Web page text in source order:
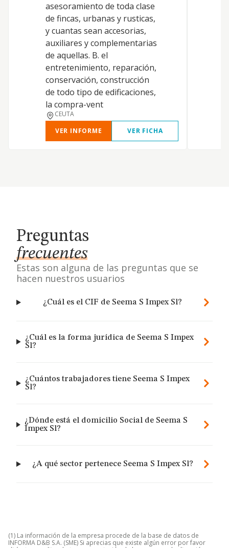
asesoramiento de toda clase
de fincas, urbanas y rusticas,
y cuantas sean accesorias,
auxiliares y complementarias
de aquellas. B. el
entretenimiento, reparación,
conservación, construcción
de todo tipo de edificaciones,
la compra-vent
CEUTA
VER INFORME
VER FICHA
Preguntas
frecuentes
Estas son alguna de las preguntas que se
hacen nuestros usuarios
¿Cuál es el CIF de Seema S Impex Sl?
¿Cuál es la forma jurídica de Seema S Impex
Sl?
¿Cuántos trabajadores tiene Seema S Impex
Sl?
¿Dónde está el domicilio Social de Seema S
Impex Sl?
¿A qué sector pertenece Seema S Impex Sl?
(1) La información de la empresa procede de la base de datos de
INFORMA D&B S.A. (SME) Si aprecias que existe algún error por favor